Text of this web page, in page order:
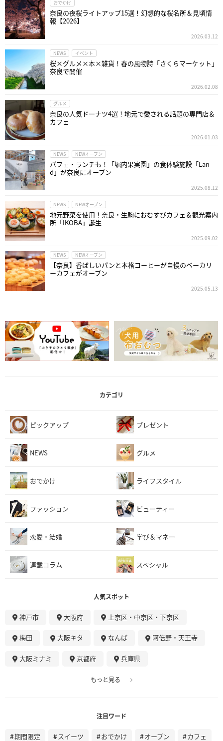
おでかけ
奈良の夜桜ライトアップ15選！幻想的な桜名所＆見頃情
報【2026】
2026.03.12
NEWS イベント
桜×グルメ×本×雑貨！春の風物詩「さくらマーケット」
奈良で開催
2026.02.08
グルメ
奈良の人気ドーナツ4選！地元で愛される話題の専門店＆
カフェ
2026.01.03
NEWS NEWオープン
パフェ・ランチも！「堀内果実園」の食体験施設「Lan
d」が奈良にオープン
2025.08.12
NEWS NEWオープン
地元野菜を使用！奈良・生駒におむすびカフェ＆観光案内
所「IKOBA」誕生
2025.09.02
NEWS NEWオープン
【奈良】香ばしいパンと本格コーヒーが自慢のベーカリ
ーカフェがオープン
2025.05.13
カテゴリ
ピックアップ プレゼント
NEWS グルメ
おでかけ ライフスタイル
ファッション ビューティー
恋愛・結婚 学び＆マネー
連載コラム スペシャル
人気スポット
神戸市 大阪府 上京区・中京区・下京区
梅田 大阪キタ なんば 阿倍野・天王寺
大阪ミナミ 京都府 兵庫県
もっと見る
注目ワード
期間限定 スイーツ おでかけ オープン カフェ